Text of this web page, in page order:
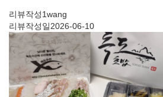
리뷰작성1wang
리뷰작성일2026-06-10